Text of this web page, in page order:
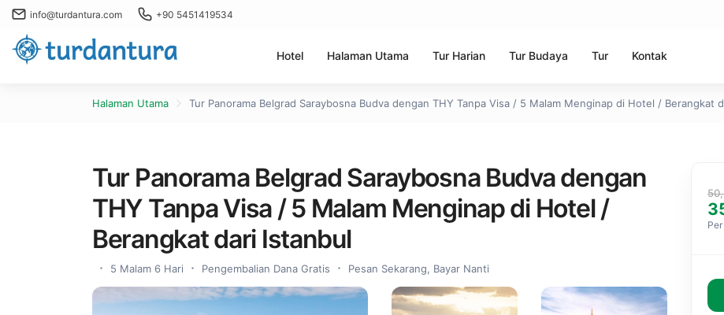
info@turdantura.com +90 5451419534
Hotel Halaman Utama Tur Harian Tur Budaya Tur Kontak
Halaman Utama Tur Panorama Belgrad Saraybosna Budva dengan THY Tanpa Visa / 5 Malam Menginap di Hotel / Berangkat
Tur Panorama Belgrad Saraybosna Budva dengan
THY Tanpa Visa / 5 Malam Menginap di Hotel /
Berangkat dari Istanbul
5 Malam 6 Hari Pengembalian Dana Gratis Pesan Sekarang, Bayar Nanti